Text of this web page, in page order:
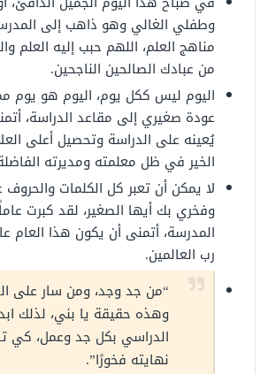
وطفلي الغالي وهو ذاهب إلى
مناهج العلم، اللهم حبب إليه العلم
من عبادك الصالحين الناجحين.
اليوم ليس ككل يوم، اليوم هو يوم
عودة صغيري إلى مقاعد الدراسة،
يُعينه على الدراسة وتحصيل أعلى
الخير في ظل معلمته ومديرته
لا يمكن أن تعبر كل الكلمات
وفخري بك أيها الصغير، لقد كبرت
المدرسة، أتمنى أن يكون هذا العام
رب العالمين.
“من جد وجد، ومن سار على
وهذه حقيقة يا بني، لذلك
الدراسي بكل جد وعمل، كي
نهايته فخورًا”.